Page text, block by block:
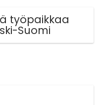
työpaikkaa
Suomi